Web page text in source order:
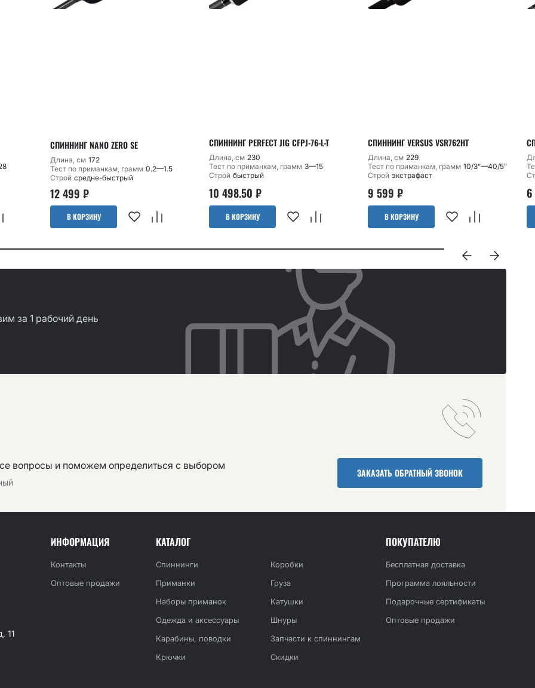
СПИННИНГ NANO ZERO SE
Длина, см 172
Тест по приманкам, грамм 0.2—1.5
Строй средне-быстрый
12 499 ₽
В КОРЗИНУ
СПИННИНГ PERFECT JIG CFPJ-76-L-T
Длина, см 230
Тест по приманкам, грамм 3—15
Строй быстрый
10 498.50 ₽
В КОРЗИНУ
СПИННИНГ VERSUS VSR762HT
Длина, см 229
Тест по приманкам, грамм 10/3”—40/5”
Строй экстрафаст
9 599 ₽
В КОРЗИНУ
за 1 рабочий день
вопросы и поможем определиться с выбором
ЗАКАЗАТЬ ОБРАТНЫЙ ЗВОНОК
11
ИНФОРМАЦИЯ
Контакты
Оптовые продажи
КАТАЛОГ
Спиннинги
Коробки
Приманки
Груза
Наборы приманок
Катушки
Одежда и аксессуары
Шнуры
Карабины, поводки
Запчасти к спиннингам
Крючки
Скидки
ПОКУПАТЕЛЮ
Бесплатная доставка
Программа лояльности
Подарочные сертификаты
Оптовые продажи